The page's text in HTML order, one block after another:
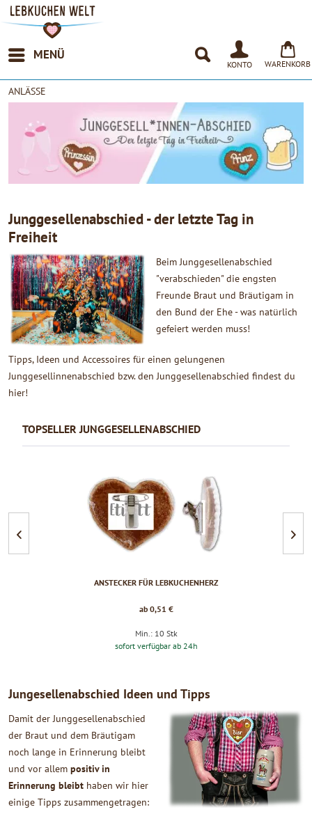
MENÜ
KONTO WARENKORB
ANLÄSSE
Junggesellenabschied - der letzte Tag in
Freiheit
Beim Junggesellenabschied
"verabschieden" die engsten
Freunde Braut und Bräutigam in
den Bund der Ehe - was natürlich
gefeiert werden muss!
Tipps, Ideen und Accessoires für einen gelungenen
Junggesellinnenabschied bzw. den Junggesellenabschied findest du
hier!
TOPSELLER JUNGGESELLENABSCHIED
ANSTECKER FÜR LEBKUCHENHERZ
ab 0,51 €
Min.: 10 Stk
sofort verfügbar ab 24h
Jungesellenabschied Ideen und Tipps
Damit der Junggesellenabschied
der Braut und dem Bräutigam
noch lange in Erinnerung bleibt
und vor allem positiv in
Erinnerung bleibt haben wir hier
einige Tipps zusammengetragen: